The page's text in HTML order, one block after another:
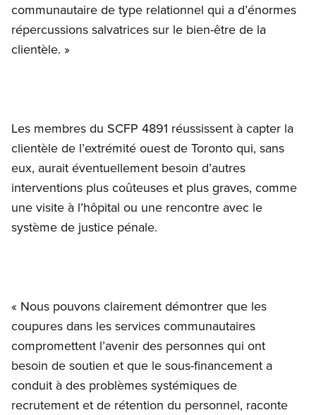
communautaire de type relationnel qui a d’énormes
répercussions salvatrices sur le bien-être de la
clientèle. »
Les membres du SCFP 4891 réussissent à capter la
clientèle de l’extrémité ouest de Toronto qui, sans
eux, aurait éventuellement besoin d’autres
interventions plus coûteuses et plus graves, comme
une visite à l’hôpital ou une rencontre avec le
système de justice pénale.
« Nous pouvons clairement démontrer que les
coupures dans les services communautaires
compromettent l’avenir des personnes qui ont
besoin de soutien et que le sous-financement a
conduit à des problèmes systémiques de
recrutement et de rétention du personnel, raconte